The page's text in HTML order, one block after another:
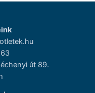
út 89.